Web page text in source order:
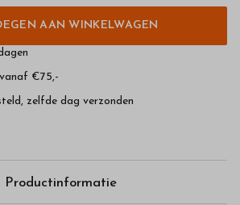
AAN WINKELWAGEN
€75,-
zelfde dag verzonden
Productinformatie